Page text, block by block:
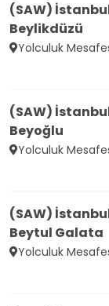
(SAW)
Beylikdüzü
Yolculuk
(SAW)
Beyoğlu
Yolculuk
(SAW)
Beytul Galata
Yolculuk